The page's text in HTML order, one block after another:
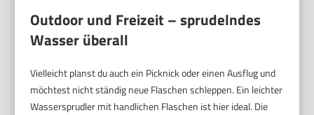
Outdoor und Freizeit – sprudelndes
Wasser überall
Vielleicht planst du auch ein Picknick oder einen Ausflug und
möchtest nicht ständig neue Flaschen schleppen. Ein leichter
Wassersprudler mit handlichen Flaschen ist hier ideal. Die